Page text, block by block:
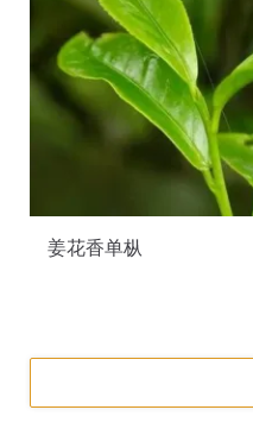
姜花香单枞